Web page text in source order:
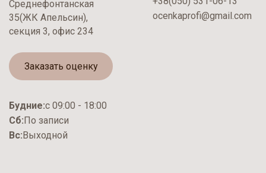
Среднефонтанская
35(ЖК Апельсин),
секция 3, офис 234
Заказать оценку
ocenkaprofi@gmail.com
Будние:с 09:00 - 18:00
Сб:По записи
Вс:Выходной